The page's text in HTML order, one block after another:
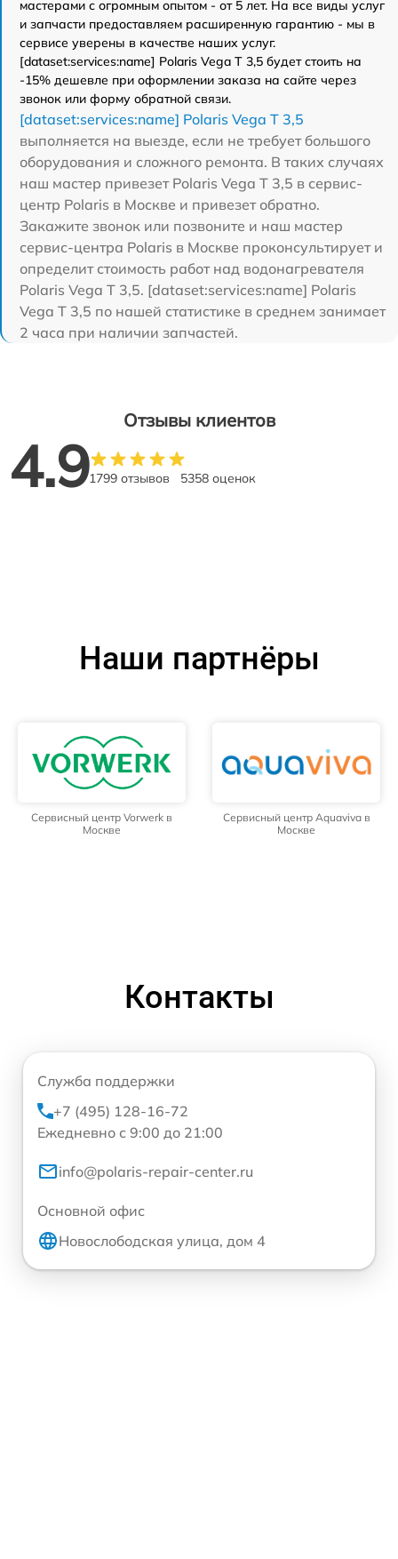
мастерами с огромным опытом - от 5 лет. На все виды услуг
и запчасти предоставляем расширенную гарантию - мы в
сервисе уверены в качестве наших услуг.
[dataset:services:name] Polaris Vega T 3,5 будет стоить на
-15% дешевле при оформлении заказа на сайте через
звонок или форму обратной связи.
[dataset:services:name] Polaris Vega T 3,5
выполняется на выезде, если не требует большого
оборудования и сложного ремонта. В таких случаях
наш мастер привезет Polaris Vega T 3,5 в сервис-
центр Polaris в Москве и привезет обратно.
Закажите звонок или позвоните и наш мастер
сервис-центра Polaris в Москве проконсультирует и
определит стоимость работ над водонагревателя
Polaris Vega T 3,5. [dataset:services:name] Polaris
Vega T 3,5 по нашей статистике в среднем занимает
2 часа при наличии запчастей.
Отзывы клиентов
4.91799 отзывов 5358 оценок
Наши партнёры
Сервисный центр Vorwerk в
Москве
Сервисный центр Aquaviva в
Москве
Контакты
Служба поддержки
+7 (495) 128-16-72
Ежедневно с 9:00 до 21:00
info@polaris-repair-center.ru
Основной офис
Новослободская улица, дом 4